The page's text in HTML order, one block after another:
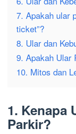
7. Apakah ular
ticket”?
8. Ular dan
9. Apakah Ular
10. Mitos dan
1. Kenapa
Parkir?